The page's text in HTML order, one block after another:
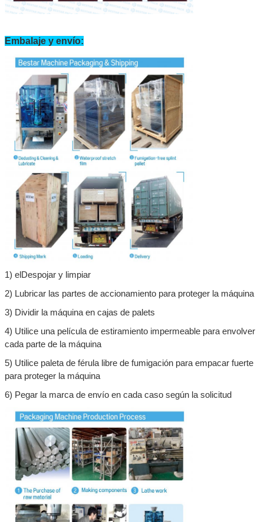
Embalaje y envío:
1) el Despojar y limpiar
2) Lubricar las partes de accionamiento para proteger la máquina
3) Dividir la máquina en cajas de palets
4) Utilice una película de estiramiento impermeable para envolver
cada parte de la máquina
5) Utilice paleta de férula libre de fumigación para empacar fuerte
para proteger la máquina
6) Pegar la marca de envío en cada caso según la solicitud